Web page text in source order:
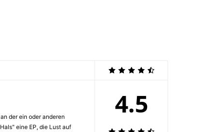
der ein oder anderen
eine EP, die Lust auf
4.5